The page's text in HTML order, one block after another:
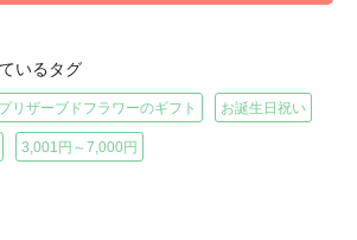
いるタグ
リザーブドフラワーのギフト お誕生日祝い
3,001円～7,000円